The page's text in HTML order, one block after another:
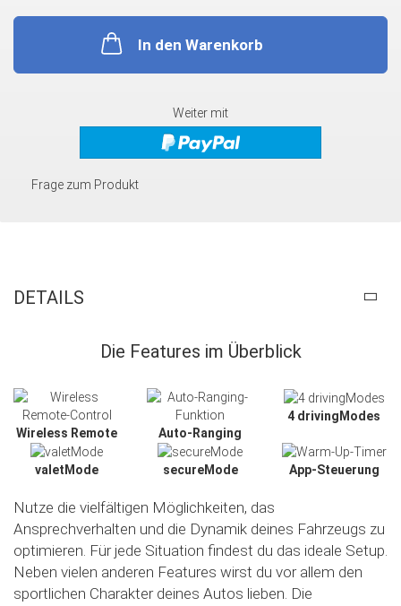
In den Warenkorb
Weiter mit
Frage zum Produkt
DETAILS
Die Features im Überblick
Wireless Remote Auto-Ranging
4 drivingModes
valetMode secureMode App-Steuerung
Nutze die vielfältigen Möglichkeiten, das
Ansprechverhalten und die Dynamik deines Fahrzeugs zu
optimieren. Für jede Situation findest du das ideale Setup.
Neben vielen anderen Features wirst du vor allem den
sportlichen Charakter deines Autos lieben. Die